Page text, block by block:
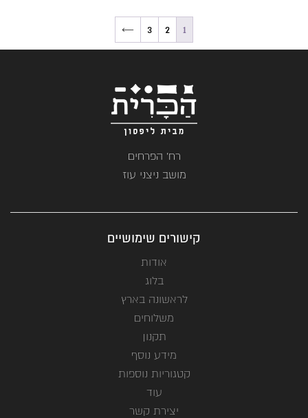
1
2
3
←
רח' הפרחים
מושב ניצני עוז
קישורים שימושיים
אודות
בלוג
לראשונה בארץ
משלוחים
תקנון
מידע נוסף
קטגוריות נוספות
עוד
יצירת קשר